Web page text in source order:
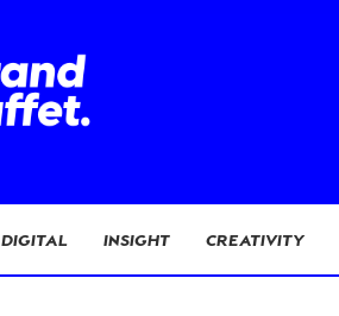
DIGITAL INSIGHT CREATIVITY